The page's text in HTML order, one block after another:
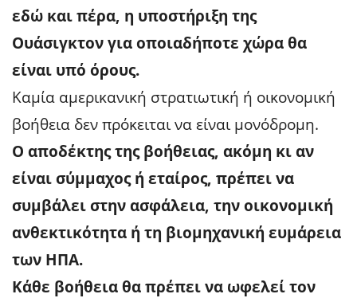
εδώ και πέρα, η υποστήριξη της
Ουάσιγκτον για οποιαδήποτε χώρα θα
είναι υπό όρους.
Καμία αμερικανική στρατιωτική ή οικονομική
βοήθεια δεν πρόκειται να είναι μονόδρομη.
Ο αποδέκτης της βοήθειας, ακόμη κι αν
είναι σύμμαχος ή εταίρος, πρέπει να
συμβάλει στην ασφάλεια, την οικονομική
ανθεκτικότητα ή τη βιομηχανική ευμάρεια
των ΗΠΑ.
Κάθε βοήθεια θα πρέπει να ωφελεί τον